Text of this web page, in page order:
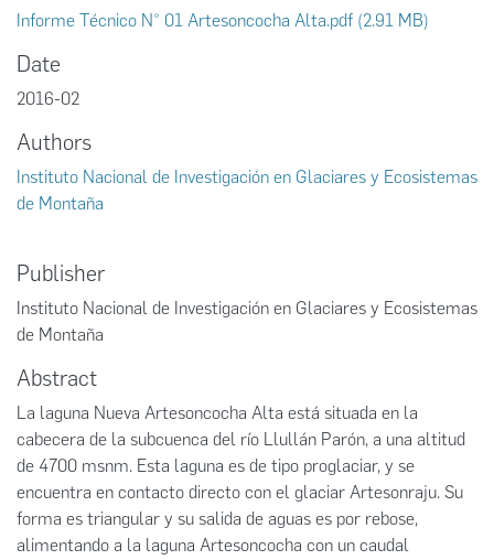
Informe Técnico N° 01 Artesoncocha Alta.pdf (2.91 MB)
Date
2016-02
Authors
Instituto Nacional de Investigación en Glaciares y Ecosistemas
de Montaña
Publisher
Instituto Nacional de Investigación en Glaciares y Ecosistemas
de Montaña
Abstract
La laguna Nueva Artesoncocha Alta está situada en la
cabecera de la subcuenca del río Llullán Parón, a una altitud
de 4700 msnm. Esta laguna es de tipo proglaciar, y se
encuentra en contacto directo con el glaciar Artesonraju. Su
forma es triangular y su salida de aguas es por rebose,
alimentando a la laguna Artesoncocha con un caudal